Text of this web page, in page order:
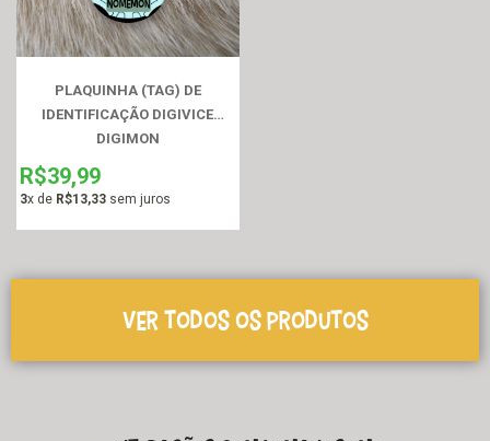
PLAQUINHA (TAG) DE
IDENTIFICAÇÃO DIGIVICE
DIGIMON
R$39,99
3x de R$13,33 sem juros
VER TODOS OS PRODUTOS